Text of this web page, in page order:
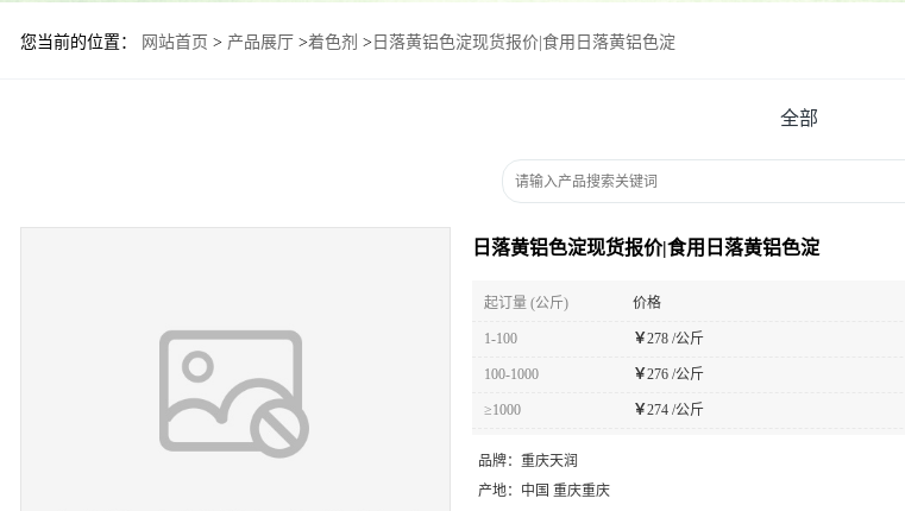
您当前的位置： 网站首页 > 产品展厅 >着色剂 > 日落黄铝色淀现货报价|食用日落黄铝色淀
全部
日落黄铝色淀现货报价|食用日落黄铝色淀
起订量 (公斤) 价格
1-100 ￥278 /公斤
100-1000 ￥276 /公斤
≥1000 ￥274 /公斤
品牌： 重庆天润
产地： 中国 重庆重庆